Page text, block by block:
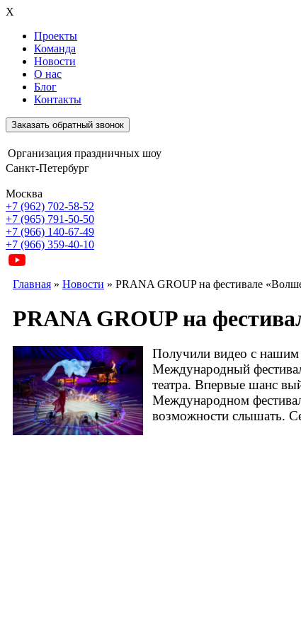
X
Проекты
Команда
Новости
О нас
Блог
Контакты
Заказать обратный звонок
Организация праздничных шоу
Санкт-Петербург
Москва
+7 (962) 702-58-52
+7 (965) 791-50-50
+7 (966) 140-67-49
+7 (966) 359-40-10
Главная » Новости » PRANA GROUP на фестивале
PRANA GROUP на
Получили видео с
Международный
театра. Впервые шанс
Международном
возможности слышать.